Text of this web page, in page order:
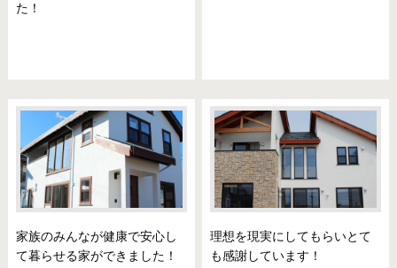
た！
家族のみんなが健康で安心し
て暮らせる家ができました！
理想を現実にしてもらいとて
も感謝しています！